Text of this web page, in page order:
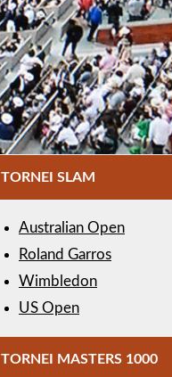
TORNEI SLAM
Australian Open
Roland Garros
Wimbledon
US Open
TORNEI MASTERS 1000